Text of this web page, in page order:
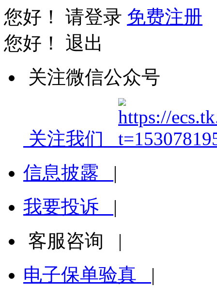
您好！ 请登录 免费注册
您好！ 退出
关注微信公众号
关注我们
信息披露 |
我要投诉 |
客服咨询 |
电子保单验真 |